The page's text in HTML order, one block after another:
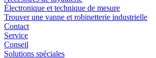
Électronique et technique de mesure
Trouver une vanne et robinetterie industrielle
Contact
Service
Conseil
Solutions spéciales